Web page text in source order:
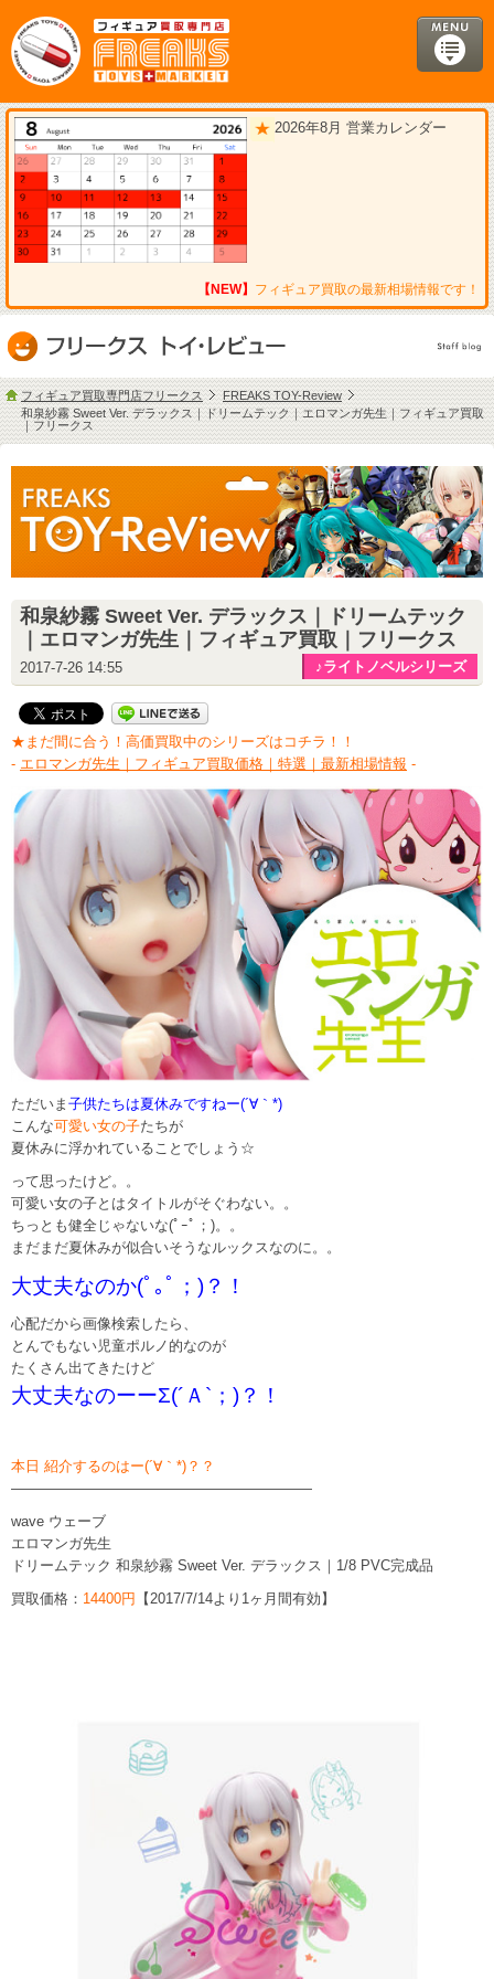
2026年8月 営業カレンダー
【NEW】 フィギュア買取の最新相場情報です！
フィギュア買取専門店フリークス
FREAKS TOY-Review
和泉紗霧 Sweet Ver. デラックス｜ドリームテック｜エロマンガ先生｜フィギュア買取
｜フリークス
和泉紗霧 Sweet Ver. デラックス｜ドリームテック
｜エロマンガ先生｜フィギュア買取｜フリークス
2017-7-26 14:55 ♪ライトノベルシリーズ
★まだ間に合う！高価買取中のシリーズはコチラ！！
- エロマンガ先生｜フィギュア買取価格｜特選｜最新相場情報 -
ただいま 子供たちは夏休みですねー(´∀｀*)
こんな可愛い女の子たちが
夏休みに浮かれていることでしょう☆
って思ったけど。。
可愛い女の子とはタイトルがそぐわない。。
ちっとも健全じゃないな(ﾟｰﾟ；)。。
まだまだ夏休みが似合いそうなルックスなのに。。
大丈夫なのか(ﾟ｡ﾟ；)？！
心配だから画像検索したら、
とんでもない児童ポルノ的なのが
たくさん出てきたけど
大丈夫なのーーΣ(´Ａ`；)？！
本日 紹介するのはー(´∀｀*)？？
—————————————————————
wave ウェーブ
エロマンガ先生
ドリームテック 和泉紗霧 Sweet Ver. デラックス｜1/8 PVC完成品
買取価格： 14400円 【2017/7/14より1ヶ月間有効】